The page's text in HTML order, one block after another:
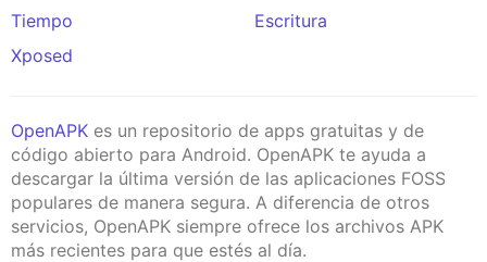
Tiempo
Escritura
Xposed
OpenAPK es un repositorio de apps gratuitas y de
código abierto para Android. OpenAPK te ayuda a
descargar la última versión de las aplicaciones FOSS
populares de manera segura. A diferencia de otros
servicios, OpenAPK siempre ofrece los archivos APK
más recientes para que estés al día.